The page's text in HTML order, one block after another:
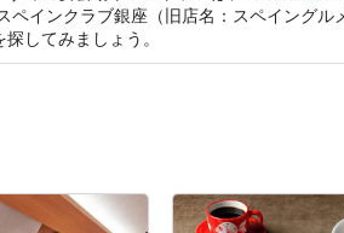
ペインクラブ銀座（旧店名：スペイング
してみましょう。